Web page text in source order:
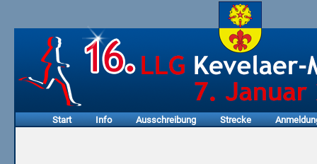
Start Info Ausschreibung Strecke